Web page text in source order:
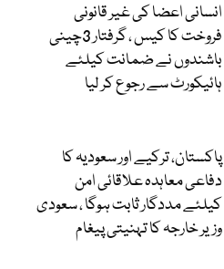
انسانی اعضا کی غیر قانونی
فروخت کا کیس ، گرفتار 3چینی
باشندوں نے ضمانت کیلئے
ہائیکورٹ سے رجوع کر لیا
پاکستان، ترکیے اور سعودیہ کا
دفاعی معاہدہ علاقائی امن
کیلئے مددگار ثابت ہوگا ، سعودی
وزیر خارجہ کا تہنیتی پیغام